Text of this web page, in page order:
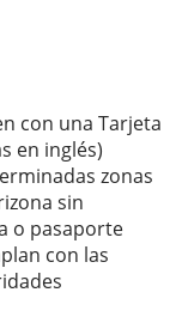
con una Tarjeta
en inglés)
zonas
sin
o pasaporte
con las